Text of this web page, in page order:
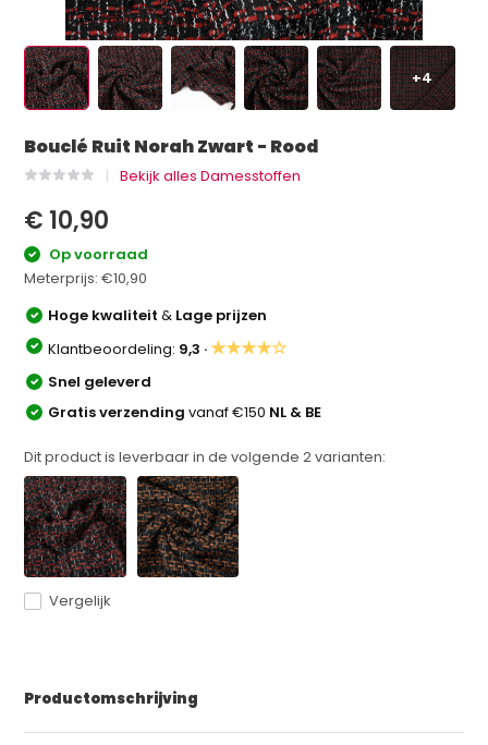
+4
Bouclé Ruit Norah Zwart - Rood
Bekijk alles Damesstoffen
€ 10,90
Op voorraad
Meterprijs:€10,90
Hoge kwaliteit& Lage prijzen
Klantbeoordeling: 9,3 ·★★★★☆
Snel geleverd
Gratis verzendingvanaf €150 NL & BE
Dit product is leverbaar in de volgende2varianten:
Vergelijk
Productomschrijving